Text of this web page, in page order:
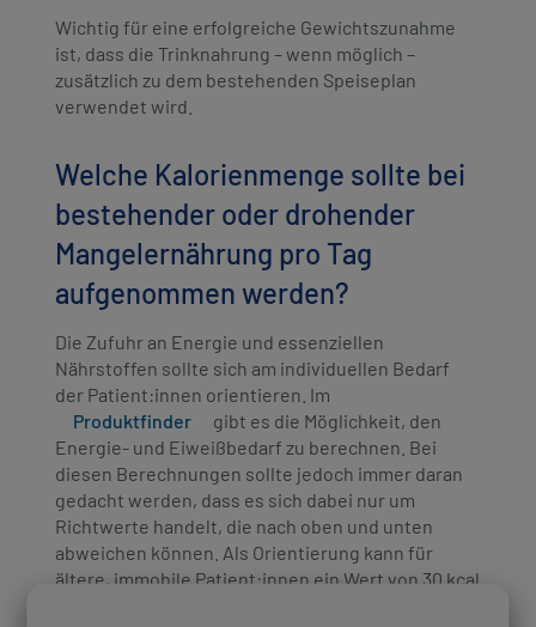
Wichtig für eine erfolgreiche Gewichtszunahme
ist, dass die Trinknahrung – wenn möglich –
zusätzlich zu dem bestehenden Speiseplan
verwendet wird.
Welche Kalorienmenge sollte bei
bestehender oder drohender
Mangelernährung pro Tag
aufgenommen werden?
Die Zufuhr an Energie und essenziellen
Nährstoffen sollte sich am individuellen Bedarf
der Patient:innen orientieren. Im
Produktfinder
gibt es die Möglichkeit, den
Energie- und Eiweißbedarf zu berechnen. Bei
diesen Berechnungen sollte jedoch immer daran
gedacht werden, dass es sich dabei nur um
Richtwerte handelt, die nach oben und unten
abweichen können. Als Orientierung kann für
ältere, immobile Patient:innen ein Wert von 30 kcal